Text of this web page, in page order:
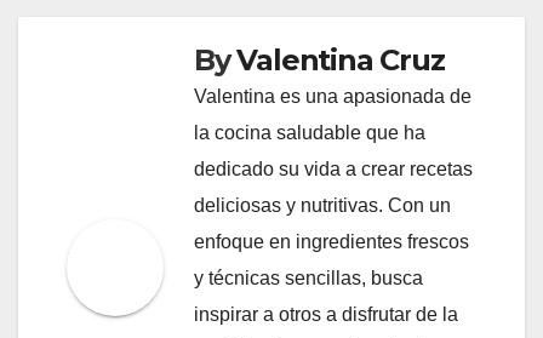
ByValentina Cruz
Valentina es una apasionada de
la cocina saludable que ha
dedicado su vida a crear recetas
deliciosas y nutritivas. Con un
enfoque en ingredientes frescos
y técnicas sencillas, busca
inspirar a otros a disfrutar de la